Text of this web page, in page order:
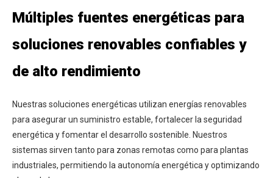
Múltiples fuentes energéticas para
soluciones renovables confiables y
de alto rendimiento
Nuestras soluciones energéticas utilizan energías renovables
para asegurar un suministro estable, fortalecer la seguridad
energética y fomentar el desarrollo sostenible. Nuestros
sistemas sirven tanto para zonas remotas como para plantas
industriales, permitiendo la autonomía energética y optimizando